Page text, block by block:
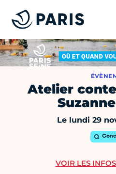
Atelier
Le lundi 29
VOIR LES